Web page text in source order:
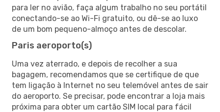
para ler no avião, faça algum trabalho no seu portátil
conectando-se ao Wi-Fi gratuito, ou dê-se ao luxo
de um bom pequeno-almoço antes de descolar.
Paris aeroporto(s)
Uma vez aterrado, e depois de recolher a sua
bagagem, recomendamos que se certifique de que
tem ligação à Internet no seu telemóvel antes de sair
do aeroporto. Se precisar, pode encontrar a loja mais
próxima para obter um cartão SIM local para fácil